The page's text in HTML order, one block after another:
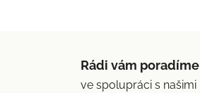
Rádi vám poradíme
ve spolupráci s našimi